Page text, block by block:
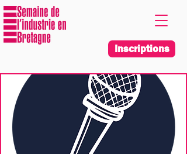
Inscriptions